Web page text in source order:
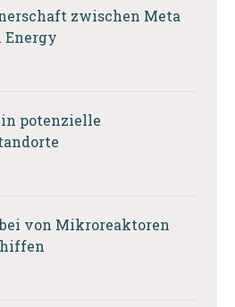
zwischen Meta
Energy
potenzielle
von Mikroreaktoren